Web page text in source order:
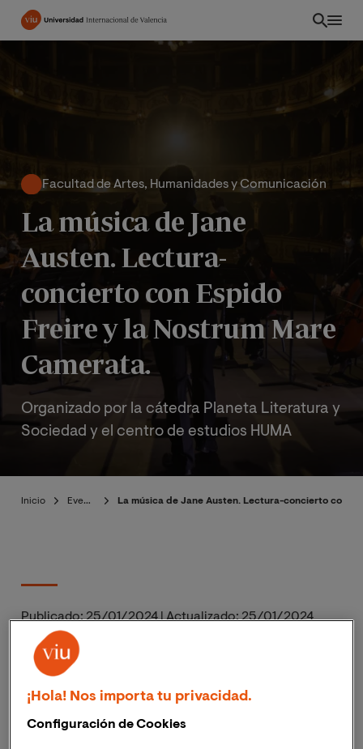
Pasar
CO
Facultad de Artes, Humanidades y Comunicación
La música de Jane
Austen. Lectura-
concierto con Espido
Freire y la Nostrum Mare
Camerata.
Organizado por la cátedra Planeta Literatura y
Sociedad y el centro de estudios HUMA
Inicio Eventos La música de Jane Austen. Lectura-concierto con
Publicado:25/01/2024|Actualizado:25/01/2024
El próximo 21 de febrero de 2024, a las 19:30h (hora
España peninsular) ;13:30h (hora Colombia)
con Espido Freire y la Nostrum Mare Camerata."
¡Hola! Nos importa tu privacidad.
Configuración de Cookies